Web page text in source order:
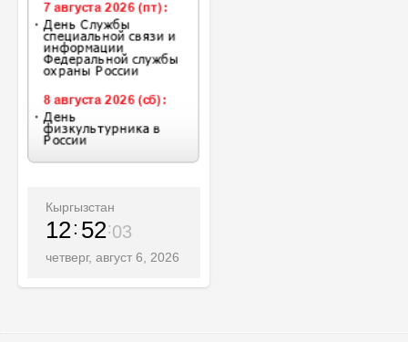
Кыргызстан
12 52 05
четверг, август 6, 2026